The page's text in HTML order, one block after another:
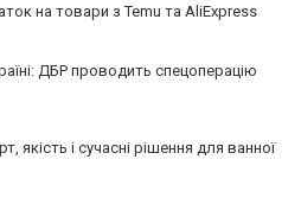
на товари з Temu та AliExpress
ДБР проводить спецоперацію
якість і сучасні рішення для ванної